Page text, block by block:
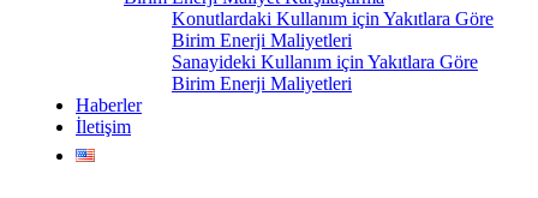
Konutlardaki Kullanım için Yakıtlara Göre
Birim Enerji Maliyetleri
Sanayideki Kullanım için Yakıtlara Göre
Birim Enerji Maliyetleri
Haberler
İletişim